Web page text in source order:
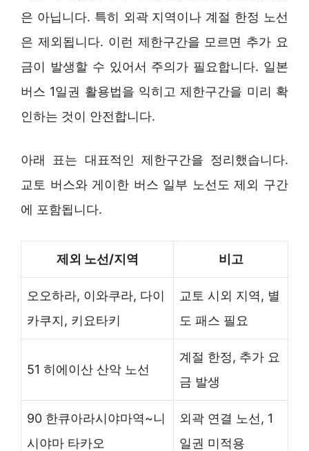
은 아닙니다. 특히 외곽 지역이나 계절 한정 노선
은 제외됩니다. 이런 제한구간을 모르면 추가 요
금이 발생할 수 있어서 주의가 필요합니다. 일본
버스 1일권 활용법을 익히고 제한구간을 미리 확
인하는 것이 안전합니다.
아래 표는 대표적인 제한구간을 정리했습니다.
교토 버스와 게이한 버스 일부 노선도 제외 구간
에 포함됩니다.
제외 노선/지역 비고
오오하라, 이와쿠라, 다이
카쿠지, 키요타키
교토 시외 지역, 별
도 패스 필요
51 히에이산 산악 노선
계절 한정, 추가 요
금 발생
90 한큐아라시야마역~니
시야마 타카오
외곽 연결 노선, 1
일권 미적용